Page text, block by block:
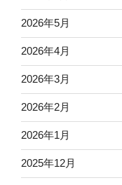
2026年5月
2026年4月
2026年3月
2026年2月
2026年1月
2025年12月